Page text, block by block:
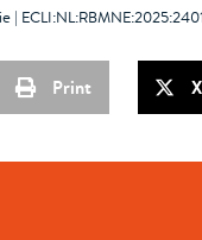
Print X